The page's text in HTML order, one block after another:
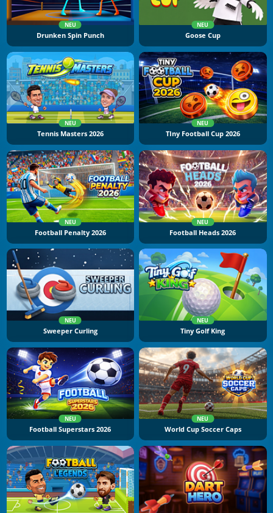
NEU
Drunken Spin Punch
NEU
Goose Cup
NEU
Tennis Masters 2026
NEU
TIny Football Cup 2026
NEU
Football Penalty 2026
NEU
Football Heads 2026
NEU
Sweeper Curling
NEU
Tiny Golf King
NEU
Football Superstars 2026
NEU
World Cup Soccer Caps